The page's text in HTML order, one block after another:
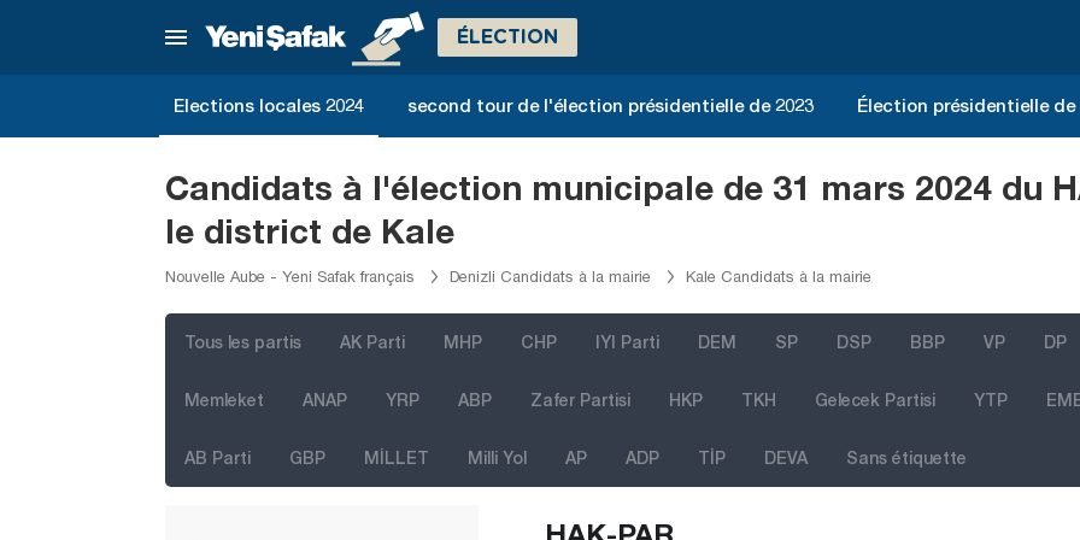
ÉLECTION
Elections locales 2024 second tour de l'élection présidentielle de 2023 Élection présidentielle de
Candidats à l'élection municipale de 31 mars 2024 du
le district de Kale
Nouvelle Aube - Yeni Safak français Denizli Candidats à la mairie Kale Candidats à la mairie
Tous les partis AK Parti MHP CHP IYI Parti DEM SP DSP BBP VP DP
Memleket ANAP YRP ABP Zafer Partisi HKP TKH Gelecek Partisi YTP
AB Parti GBP MİLLET Milli Yol AP ADP TİP DEVA Sans étiquette
Bartın
Burdur
Çankırı